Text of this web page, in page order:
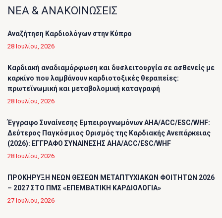
ΝΕΑ & ΑΝΑΚΟΙΝΩΣΕΙΣ
Αναζήτηση Καρδιολόγων στην Κύπρο
28 Ιουλίου, 2026
Καρδιακή αναδιαμόρφωση και δυσλειτουργία σε ασθενείς με
καρκίνο που λαμβάνουν καρδιοτοξικές θεραπείες:
πρωτεϊνωμική και μεταβολομική καταγραφή
28 Ιουλίου, 2026
Έγγραφο Συναίνεσης Εμπειρογνωμόνων AHA/ACC/ESC/WHF:
Δεύτερος Παγκόσμιος Ορισμός της Καρδιακής Ανεπάρκειας
(2026): ΕΓΓΡΑΦΟ ΣΥΝΑΙΝΕΣΗΣ AHA/ACC/ESC/WHF
28 Ιουλίου, 2026
ΠΡΟΚΗΡΥΞΗ ΝΕΩΝ ΘΕΣΕΩΝ ΜΕΤΑΠΤΥΧΙΑΚΩΝ ΦΟΙΤΗΤΩΝ 2026
– 2027 ΣΤΟ ΠΜΣ «ΕΠΕΜΒΑΤΙΚΗ ΚΑΡΔΙΟΛΟΓΙΑ»
27 Ιουλίου, 2026